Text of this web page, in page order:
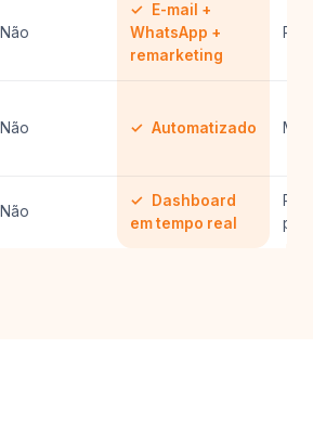
Não
✓
E-mail +
WhatsApp +
remarketing
Não ✓ Automatizado
Não
✓
Dashboard
em tempo real